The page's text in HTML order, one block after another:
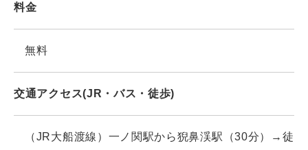
料金
無料
交通アクセス(JR・バス・徒歩)
（JR大船渡線）一ノ関駅から猊鼻渓駅（30分）→徒